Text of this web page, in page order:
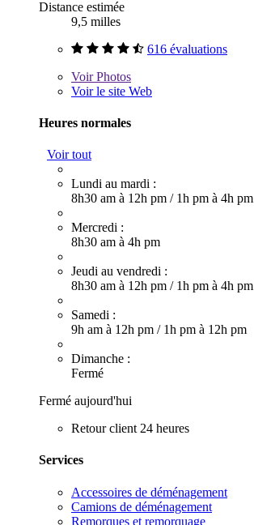
Distance estimée
9,5 milles
616 évaluations
VoirPhotos
Voir le site Web
Heures normales
Voir tout
Lundi au mardi :
8h30 am à 12h pm / 1h pm à 4h pm
Mercredi :
8h30 am à 4h pm
Jeudi au vendredi :
8h30 am à 12h pm / 1h pm à 4h pm
Samedi :
9h am à 12h pm / 1h pm à 12h pm
Dimanche :
Fermé
Fermé aujourd'hui
Retour client 24 heures
Services
Accessoires de déménagement
Camions de déménagement
Remorques et remorquage